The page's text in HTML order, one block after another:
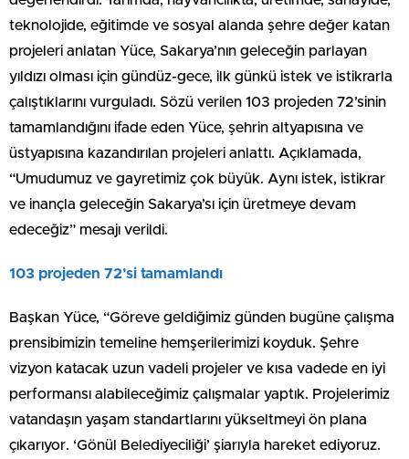
teknolojide, eğitimde ve sosyal alanda şehre değer katan
projeleri anlatan Yüce, Sakarya’nın geleceğin parlayan
yıldızı olması için gündüz-gece, ilk günkü istek ve istikrarla
çalıştıklarını vurguladı. Sözü verilen 103 projeden 72’sinin
tamamlandığını ifade eden Yüce, şehrin altyapısına ve
üstyapısına kazandırılan projeleri anlattı. Açıklamada,
“Umudumuz ve gayretimiz çok büyük. Aynı istek, istikrar
ve inançla geleceğin Sakarya’sı için üretmeye devam
edeceğiz” mesajı verildi.
103 projeden 72’si tamamlandı
Başkan Yüce, “Göreve geldiğimiz günden bugüne çalışma
prensibimizin temeline hemşerilerimizi koyduk. Şehre
vizyon katacak uzun vadeli projeler ve kısa vadede en iyi
performansı alabileceğimiz çalışmalar yaptık. Projelerimiz
vatandaşın yaşam standartlarını yükseltmeyi ön plana
çıkarıyor. ‘Gönül Belediyeciliği’ şiarıyla hareket ediyoruz.